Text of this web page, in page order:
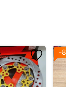
còn nhận gia công
-